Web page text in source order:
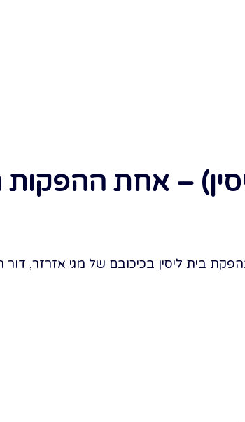
– אחת
בית ליסין בכיכובם של מגי אזרזר, דור